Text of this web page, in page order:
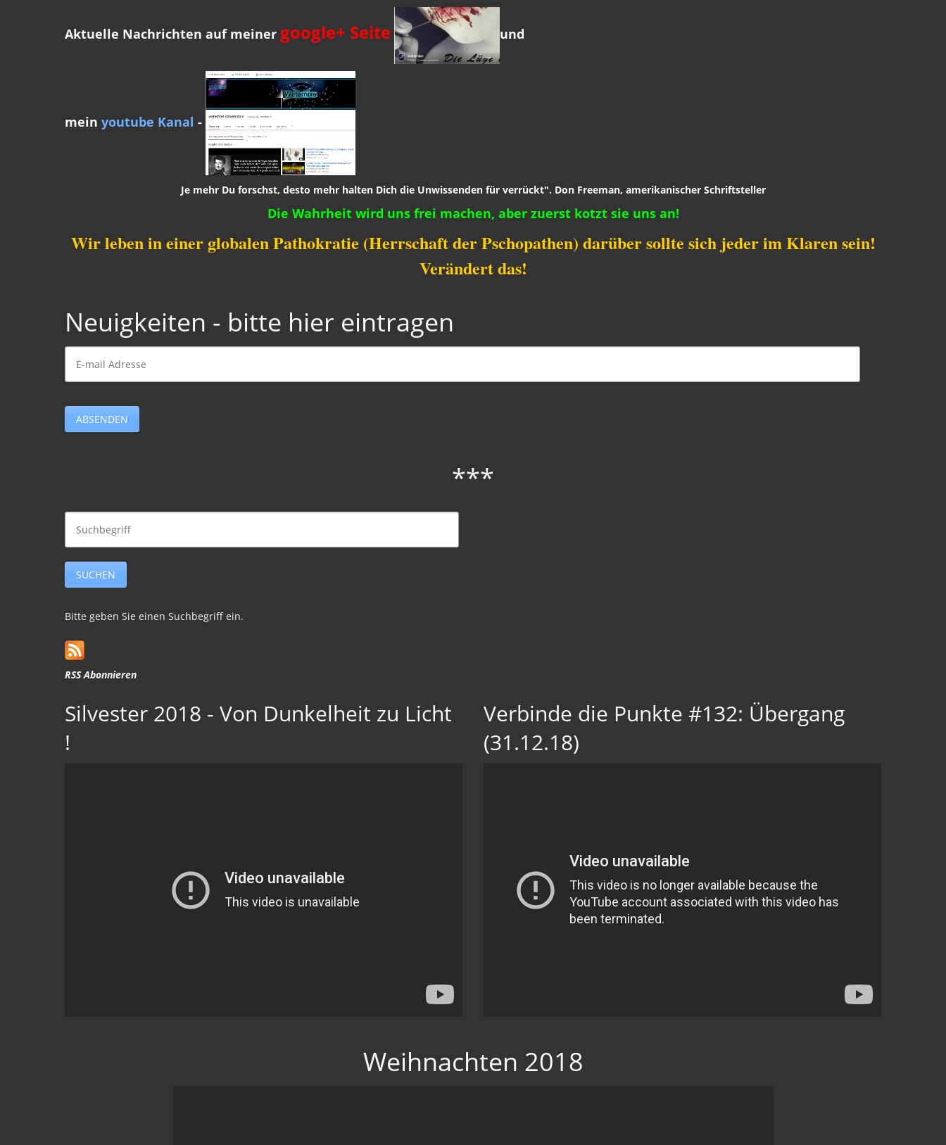
Aktuelle Nachrichten auf meiner google+ Seite und
mein youtube Kanal -
Je mehr Du forschst, desto mehr halten Dich die Unwissenden für verrückt". Don Freeman, amerikanischer Schriftsteller
Die Wahrheit wird uns frei machen, aber zuerst kotzt sie uns an!
Wir leben in einer globalen Pathokratie (Herrschaft der Pschopathen) darüber sollte sich jeder im Klaren sein!
Verändert das!
Neuigkeiten - bitte hier eintragen
***
Bitte geben Sie einen Suchbegriff ein.
RSS Abonnieren
Silvester 2018 - Von Dunkelheit zu Licht
!
Verbinde die Punkte #132: Übergang
(31.12.18)
Weihnachten 2018